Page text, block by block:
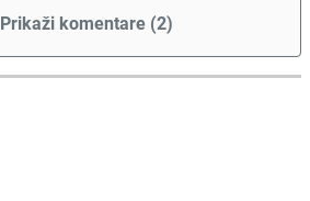
Prikaži komentare (2)